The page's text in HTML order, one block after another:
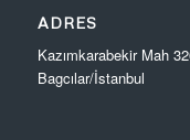
ADRES
Kazımkarabekir Mah
Bagcılar/İstanbul